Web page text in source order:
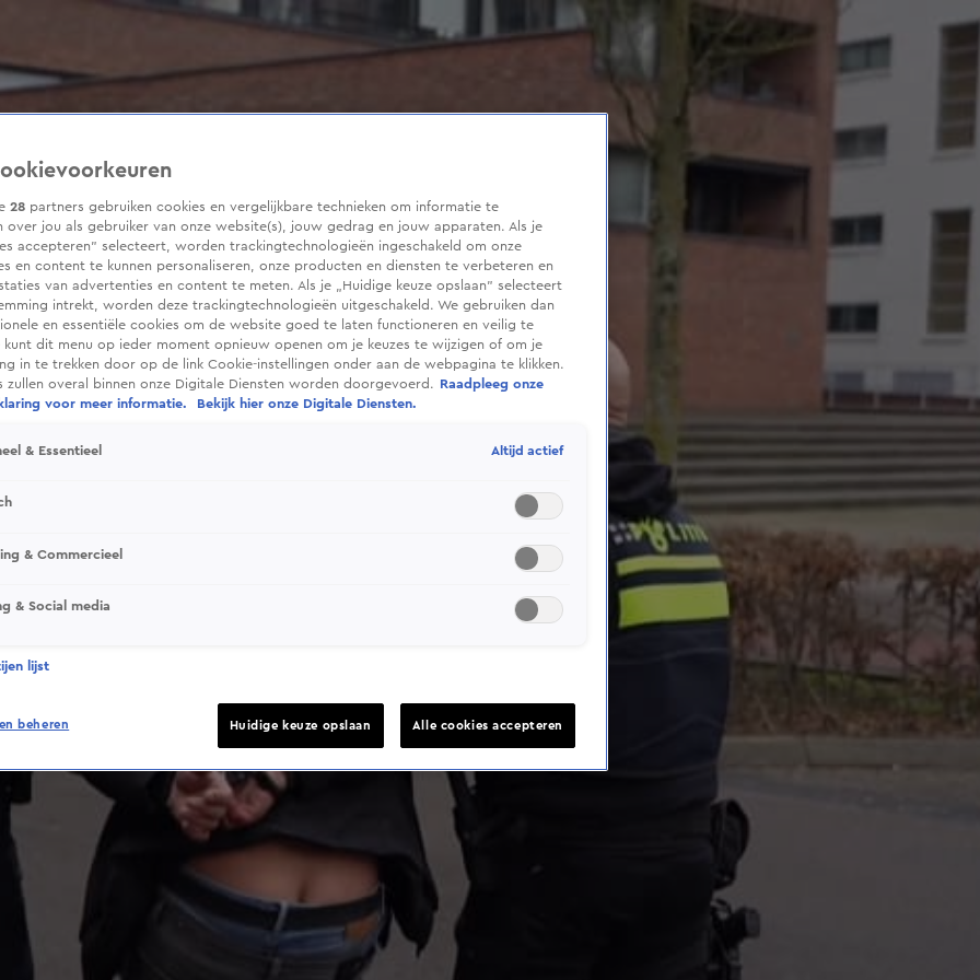
28 partners gebruiken cookies en vergelijkbare technieken om informatie te
over jou als gebruiker van onze website(s), jouw gedrag en jouw apparaten. Als je
accepteren” selecteert, worden trackingtechnologieën ingeschakeld om onze
en content te kunnen personaliseren, onze producten en diensten te verbeteren en
van advertenties en content te meten. Als je „Huidige keuze opslaan” selecteert
intrekt, worden deze trackingtechnologieën uitgeschakeld. We gebruiken dan
en essentiële cookies om de website goed te laten functioneren en veilig te
kunt dit menu op ieder moment opnieuw openen om je keuzes te wijzigen of om je
in te trekken door op de link Cookie-instellingen onder aan de webpagina te klikken.
zullen overal binnen onze Digitale Diensten worden doorgevoerd.
Raadpleeg onze
voor meer informatie.
Bekijk hier onze Digitale Diensten.
& Essentieel Altijd actief
& Commercieel
& Social media
lijst
beheren Huidige keuze opslaan Alle cookies accepteren